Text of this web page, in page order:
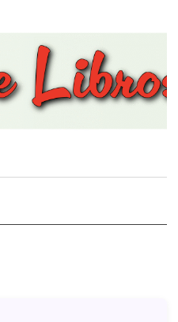
Libros